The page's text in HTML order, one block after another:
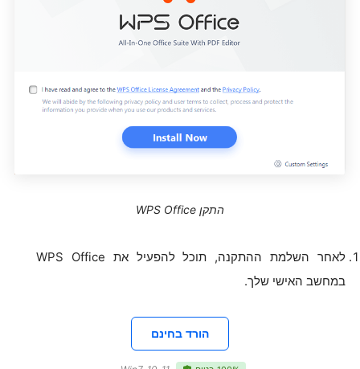
התקן WPS Office
לאחר השלמת ההתקנה, תוכל להפעיל את WPS Office
במחשב האישי שלך.
הורד בחינם